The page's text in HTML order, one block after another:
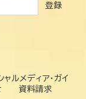
登録
ャルメディア・ガイ
資料請求